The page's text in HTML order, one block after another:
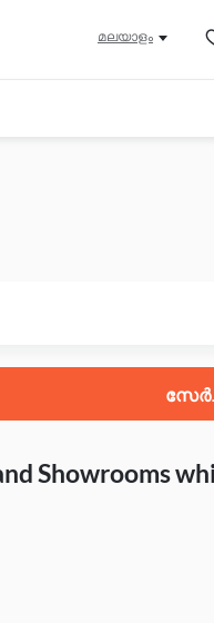
മലയാളം
Showrooms